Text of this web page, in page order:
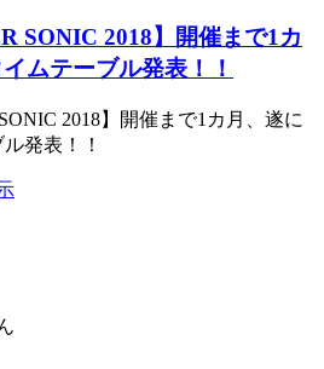
SONIC 2018】開催まで1カ
ムテーブル発表！！
2018】開催まで1カ月、遂に
発表！！